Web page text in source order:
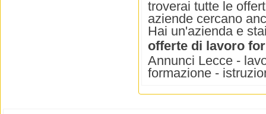
troverai tutte le
aziende cercano
Hai un'azienda e
offerte di lavoro
Annunci Lecce -
formazione -